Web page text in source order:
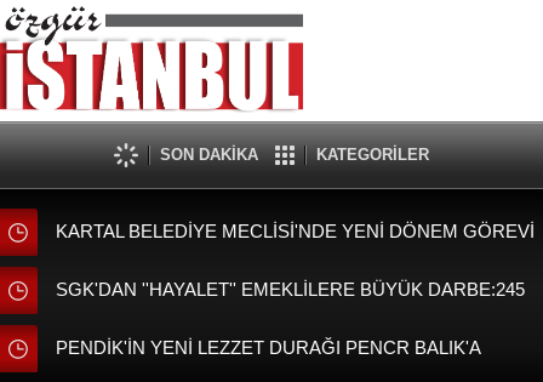
SON DAKİKA KATEGORİLER
KARTAL BELEDİYE MECLİSİ'NDE YENİ DÖNEM GÖREVİ
DAĞILIMI BELLİ OLDU
SGK'DAN ''HAYALET'' EMEKLİLERE BÜYÜK DARBE:245
BİN KİŞİNİ MAAŞI KESİLDİ!
PENDİK'İN YENİ LEZZET DURAĞI PENCR BALIK'A